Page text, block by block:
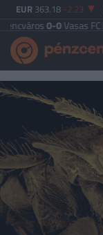
EUR 363.18 -2.23
Vasas FCGyőri ETO FC